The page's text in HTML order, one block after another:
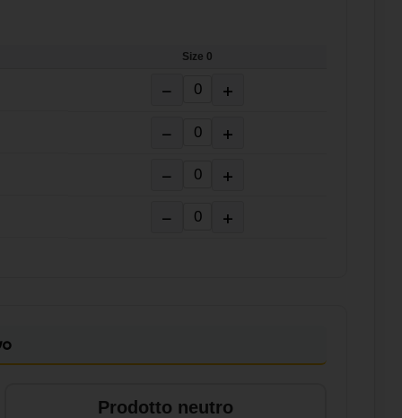
Size 0
− +
− +
− +
− +
Prodotto neutro